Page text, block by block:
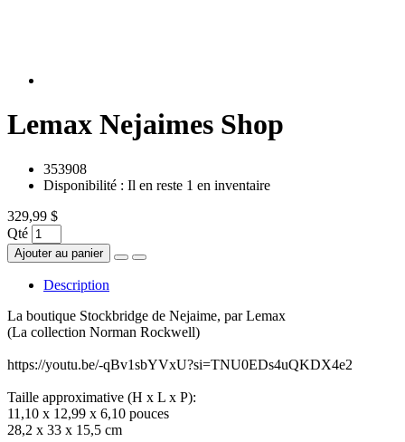
Lemax Nejaimes Shop
353908
Disponibilité : Il en reste 1 en inventaire
329,99 $
Qté
Ajouter au panier
Description
La boutique Stockbridge de Nejaime, par Lemax
(La collection Norman Rockwell)
https://youtu.be/-qBv1sbYVxU?si=TNU0EDs4uQKDX4e2
Taille approximative (H x L x P):
11,10 x 12,99 x 6,10 pouces
28,2 x 33 x 15,5 cm